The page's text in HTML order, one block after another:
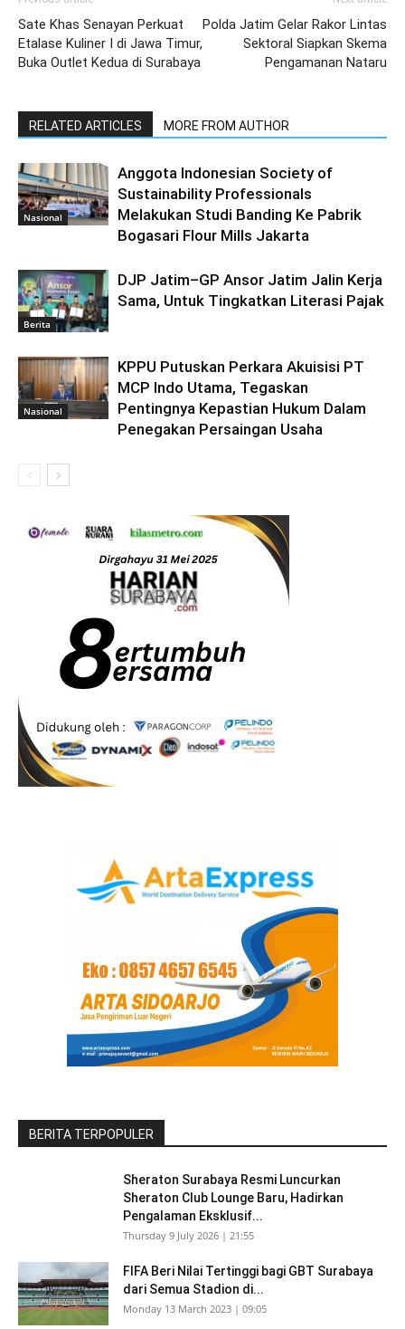
Sate Khas Senayan Perkuat
Etalase Kuliner I di Jawa Timur,
Buka Outlet Kedua di Surabaya
Polda Jatim Gelar Rakor Lintas
Sektoral Siapkan Skema
Pengamanan Nataru
RELATED ARTICLES MORE FROM AUTHOR
Nasional
Anggota Indonesian Society of
Sustainability Professionals
Melakukan Studi Banding Ke Pabrik
Bogasari Flour Mills Jakarta
Berita
DJP Jatim–GP Ansor Jatim Jalin Kerja
Sama, Untuk Tingkatkan Literasi Pajak
Nasional
KPPU Putuskan Perkara Akuisisi PT
MCP Indo Utama, Tegaskan
Pentingnya Kepastian Hukum Dalam
Penegakan Persaingan Usaha
BERITA TERPOPULER
Sheraton Surabaya Resmi Luncurkan
Sheraton Club Lounge Baru, Hadirkan
Pengalaman Eksklusif...
Thursday 9 July 2026 | 21:55
FIFA Beri Nilai Tertinggi bagi GBT Surabaya
dari Semua Stadion di...
Monday 13 March 2023 | 09:05